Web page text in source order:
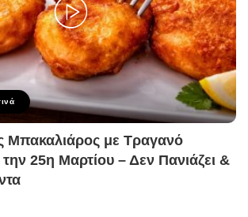
Μπακαλιάρος με Τραγανό
την 25η Μαρτίου – Δεν Πανιάζει &